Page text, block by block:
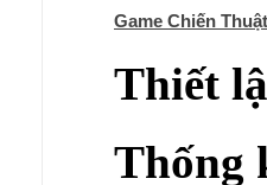
Game Chiến Thuật
Thiết
Thống